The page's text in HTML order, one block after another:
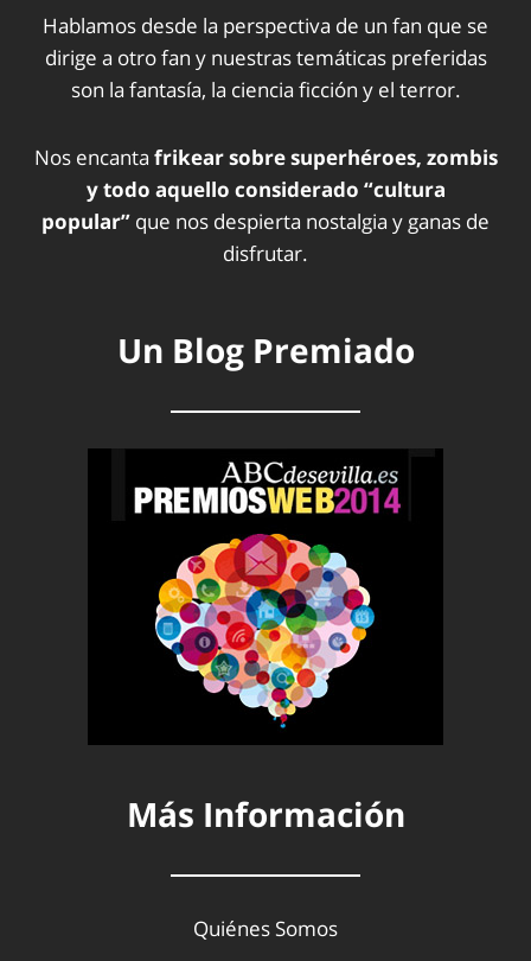
Hablamos desde la perspectiva de un fan que se
dirige a otro fan y nuestras temáticas preferidas
son la fantasía, la ciencia ficción y el terror.
Nos encanta frikear sobre superhéroes, zombis
y todo aquello considerado “cultura
popular” que nos despierta nostalgia y ganas de
disfrutar.
Un Blog Premiado
Más Información
Quiénes Somos